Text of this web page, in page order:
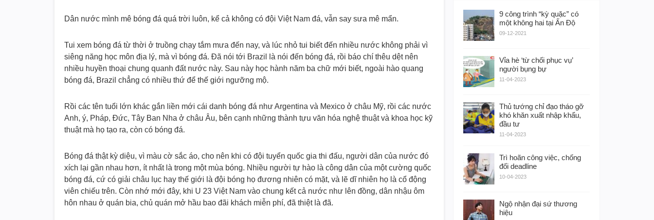
Dân nước mình mê bóng đá quá trời luôn, kể cả không có đội Việt Nam đá, vẫn say sưa mê mẩn.
Tui xem bóng đá từ thời ở truồng chạy tắm mưa đến nay, và lúc nhỏ tui biết đến nhiều nước không phải vì
siêng năng học môn địa lý, mà vì bóng đá. Đã nói tới Brazil là nói đến bóng đá, rồi báo chí thêu dệt nên
nhiều huyền thoại chung quanh đất nước này. Sau này học hành năm ba chữ mới biết, ngoài hào quang
bóng đá, Brazil chẳng có nhiều thứ để thế giới ngưỡng mộ.
Rồi các tên tuổi lớn khác gắn liền mới cái danh bóng đá như Argentina và Mexico ở châu Mỹ, rồi các nước
Anh, ý, Pháp, Đức, Tây Ban Nha ở châu Âu, bên cạnh những thành tựu văn hóa nghệ thuật và khoa học kỹ
thuật mà họ tạo ra, còn có bóng đá.
Bóng đá thật kỳ diệu, vì màu cờ sắc áo, cho nên khi có đội tuyển quốc gia thi đấu, người dân của nước đó
xích lại gần nhau hơn, ít nhất là trong một mùa bóng. Nhiều người tự hào là công dân của một cường quốc
bóng đá, cứ có giải châu lục hay thế giới là đội bóng họ đương nhiên có mặt, và lẽ dĩ nhiên họ là cổ động
viên chiếu trên. Còn nhớ mới đây, khi U 23 Việt Nam vào chung kết cả nước như lên đồng, dân nhậu ôm
hôn nhau ở quán bia, chủ quán mở hầu bao đãi khách miễn phí, đã thiệt là đã.
9 công trình “kỳ quặc” có
một không hai tại Ấn Độ
09-12-2021
Vỉa hè ‘từ chối phục vụ’
người bụng bự
11-04-2023
Thủ tướng chỉ đạo tháo gỡ
khó khăn xuất nhập khẩu,
đầu tư
11-04-2023
Trì hoãn công việc, chống
đối deadline
10-04-2023
Ngộ nhận đại sứ thương
hiệu